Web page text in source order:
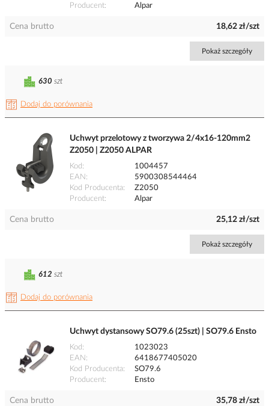
Producent
Alpar
Cena brutto 18,62 zł/szt
Pokaż szczegóły
Dodaj do porównania
630 szt
Uchwyt przelotowy z tworzywa 2/4x16-120mm2
Z2050 | Z2050 ALPAR
Kod
1004457
EAN
5900308544464
Kod Producenta
Z2050
Producent
Alpar
Cena brutto 25,12 zł/szt
Pokaż szczegóły
Dodaj do porównania
612 szt
Uchwyt dystansowy SO79.6 (25szt) | SO79.6 Ensto
Kod
1023023
EAN
6418677405020
Kod Producenta
SO79.6
Producent
Ensto
Cena brutto 35,78 zł/szt